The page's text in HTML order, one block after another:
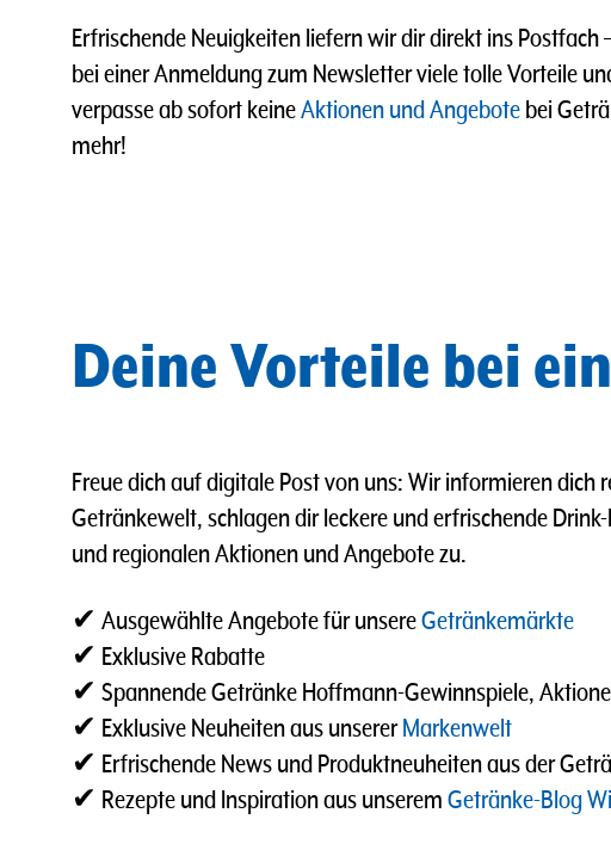
Erfrischende Neuigkeiten liefern wir dir direkt ins Postfach
bei einer Anmeldung zum Newsletter viele tolle Vorteile
verpasse ab sofort keineAktionen und Angebote bei
mehr!
Deine Vorteile bei
Freue dich auf digitale Post von uns: Wir informieren dich
Getränkewelt, schlagen dir leckere und erfrischende
und regionalen Aktionen und Angebote zu.
✔ Ausgewählte Angebote für unsereGetränkemärkte
✔ Exklusive Rabatte
✔ Spannende Getränke Hoffmann-Gewinnspiele,
✔ Exklusive Neuheiten aus unsererMarkenwelt
✔ Erfrischende News und Produktneuheiten aus der
✔ Rezepte und Inspiration aus unserem Getränke-Blog